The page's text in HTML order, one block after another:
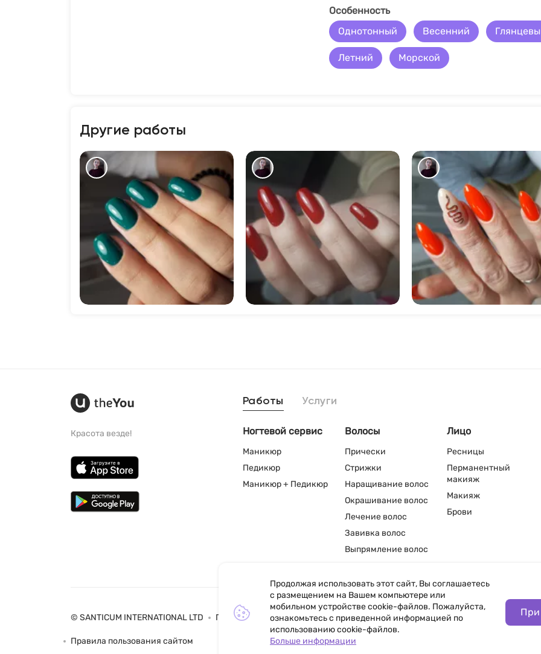
Особенность
Однотонный
Весенний
Летний Морской
Другие работы
442 571
Красота везде!
Работы Услуги
Ногтевой сервис
Маникюр
Педикюр
Маникюр + Педикюр
Волосы
Прически
Стрижки
Наращивание волос
Окрашивание волос
Лечение волос
Завивка волос
Выпрямление волос
Лицо
Ресницы
Перманентный
макияж
Макияж
Брови
© SANTICUM INTERNATIONAL LTD Политика конфиденциальности
Правила пользования сайтом
Продолжая использовать этот сайт, Вы соглашаетесь
с размещением на Вашем компьютере или
мобильном устройстве cookie-файлов. Пожалуйста,
ознакомьтесь с приведенной информацией по
использованию cookie-файлов.
Больше информации